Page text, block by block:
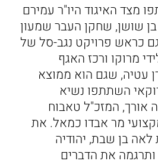
מצד האיגוד היו"ר עמירם
שושן, שחקן העבר שמעון
כראש פרויקט נגב-סל של
מרוקו ורכז האגף
עטיה, שגם הוא ממוצא
השתתפו נשיא
אורך, המזכ"ל טאבוח
מר אבדו כמאל. את
בן שבת, יהודיה
את הדברים